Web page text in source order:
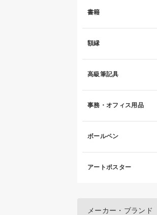
書籍
額縁
高級筆記具
事務・オフィス用品
ボールペン
アートポスター
メーカー・ブランド